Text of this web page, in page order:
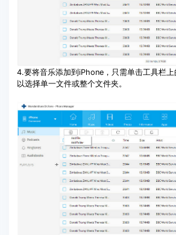
4.要将音乐添加到iPhone，只需单击工具栏上
以选择单一文件或整个文件夹。